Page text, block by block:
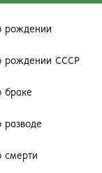
рождении
рождении СССР
браке
разводе
смерти